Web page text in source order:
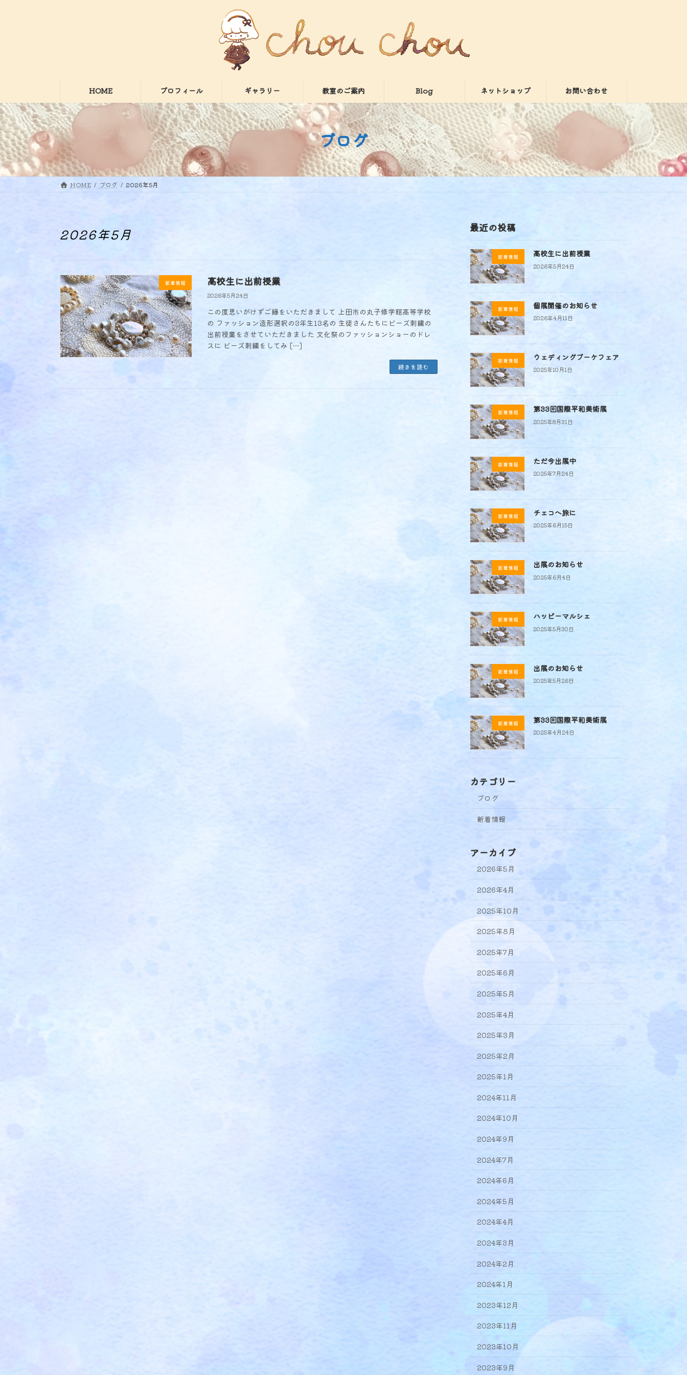
ッ
プ
移
動
HOME プロフィール ギャラリー 教室のご案内 Blog ネットショップ お問い合わせ
ブログ
HOME ブログ 2026年5月
2026年5月
新着情報 高校生に出前授業
2026年5月24日
この度思いがけずご縁をいただきまして 上田市の丸子修学館高等学校
の ファッション造形選択の3年生13名の 生徒さんたちにビーズ刺繍の
出前授業をさせていただきました 文化祭のファッションショーのドレ
スに ビーズ刺繍をしてみ […]
続きを読む
最近の投稿
新着情報 高校生に出前授業
2026年5月24日
新着情報 個展開催のお知らせ
2026年4月11日
新着情報 ウェディングブーケフェア
2025年10月1日
新着情報 第33回国際平和美術展
2025年8月31日
新着情報 ただ今出展中
2025年7月24日
新着情報 チェコへ旅に
2025年6月15日
新着情報 出展のお知らせ
2025年6月4日
新着情報 ハッピーマルシェ
2025年5月30日
新着情報 出展のお知らせ
2025年5月26日
新着情報 第33回国際平和美術展
2025年4月24日
カテゴリー
ブログ
新着情報
アーカイブ
2026年5月
2026年4月
2025年10月
2025年8月
2025年7月
2025年6月
2025年5月
2025年4月
2025年3月
2025年2月
2025年1月
2024年11月
2024年10月
2024年9月
2024年7月
2024年6月
2024年5月
2024年4月
2024年3月
2024年2月
2024年1月
2023年12月
2023年11月
2023年10月
2023年9月